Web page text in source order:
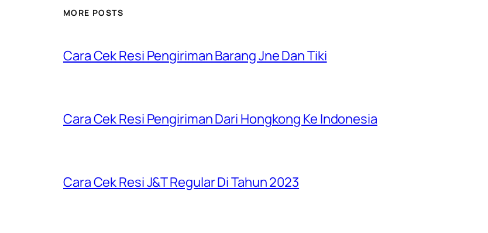
MORE POSTS
Cara Cek Resi Pengiriman Barang Jne Dan Tiki
Cara Cek Resi Pengiriman Dari Hongkong Ke Indonesia
Cara Cek Resi J&T Regular Di Tahun 2023